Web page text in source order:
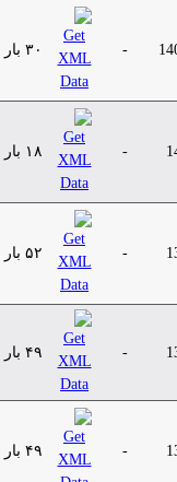
۳۰ بار
۱۸ بار
۵۲ بار
۴۹ بار
۴۹ بار